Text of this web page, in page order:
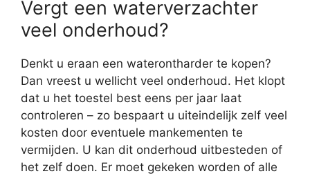
Vergt een waterverzachter
veel onderhoud?
Denkt u eraan een waterontharder te kopen?
Dan vreest u wellicht veel onderhoud. Het klopt
dat u het toestel best eens per jaar laat
controleren – zo bespaart u uiteindelijk zelf veel
kosten door eventuele mankementen te
vermijden. U kan dit onderhoud uitbesteden of
het zelf doen. Er moet gekeken worden of alle